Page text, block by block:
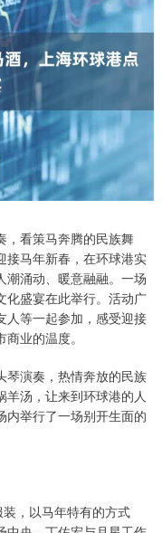
，看策马奔腾的民族舞
马年新春，在环球港实
潮涌动、暖意融融。一场
化盛宴在此举行。活动广
人等一起参加，感受迎接
业的温度。
琴演奏，热情奔放的民族
汤，让来到环球港的人
内举行了一场别开生面的
，以马年特有的方式